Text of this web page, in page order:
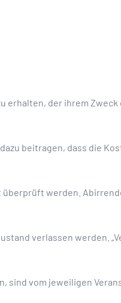
erhalten, der ihrem
beitragen, dass die
überprüft werden.
verlassen werden.
sind vom jeweiligen